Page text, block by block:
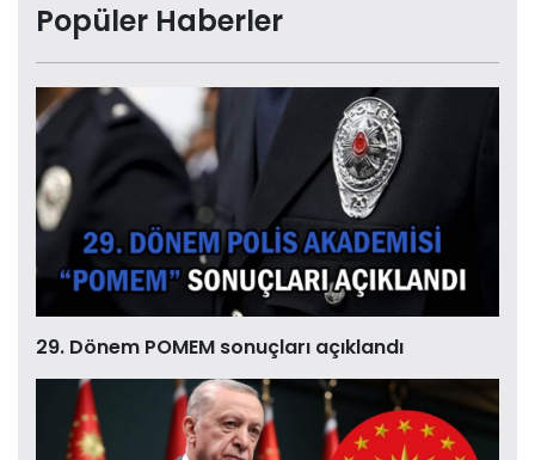
Popüler Haberler
29. Dönem POMEM sonuçları açıklandı